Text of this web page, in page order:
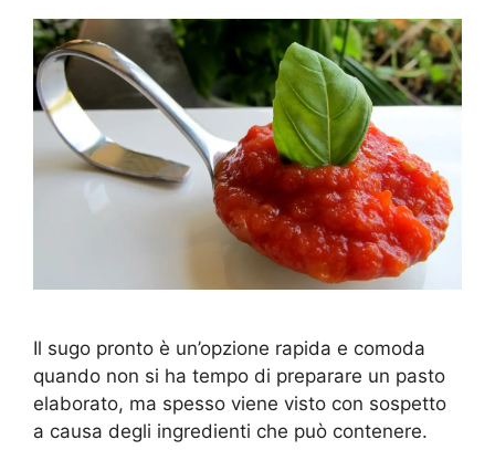
Il sugo pronto è un’opzione rapida e comoda
quando non si ha tempo di preparare un pasto
elaborato, ma spesso viene visto con sospetto
a causa degli ingredienti che può contenere.